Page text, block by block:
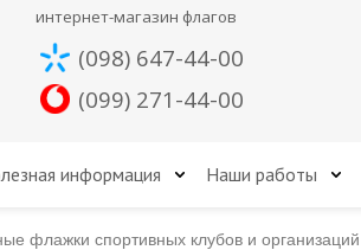
интернет-магазин флагов
(098) 647-44-00
(099) 271-44-00
информация Наши работы
флажки спортивных клубов и организаций